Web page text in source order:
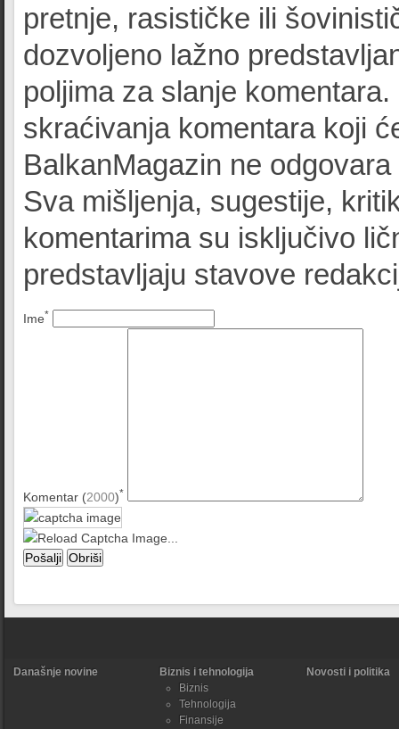
pretnje, rasističke ili
dozvoljeno lažno
poljima za slanje
skraćivanja komentara koji
BalkanMagazin ne
Sva mišljenja, sugestije,
komentarima su isključivo
predstavljaju stavove
Ime*
Komentar (2000)*
Današnje novine
Biznis i tehnologija
Biznis
Tehnologija
Finansije
Novosti i politika